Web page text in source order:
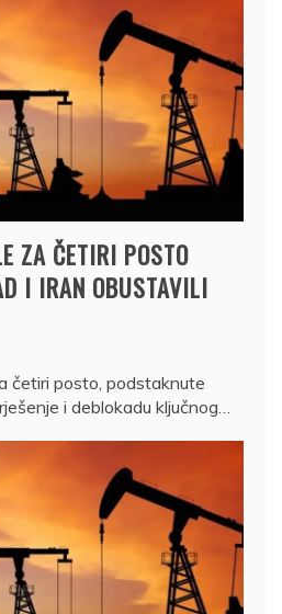
ZA ČETIRI POSTO
I IRAN OBUSTAVILI
četiri posto, podstaknute
i deblokadu ključnog…